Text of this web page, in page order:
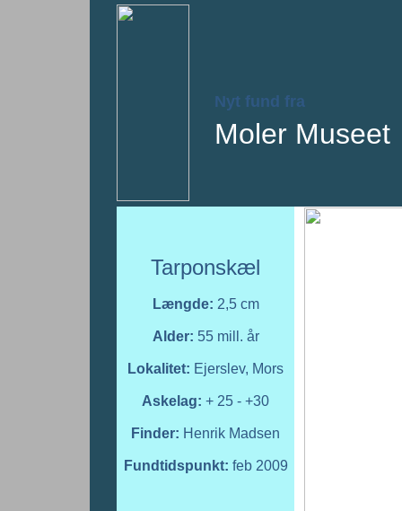
Nyt fund fra
Moler Museet
Tarponskæl
Længde: 2,5 cm
Alder: 55 mill. år
Lokalitet: Ejerslev, Mors
Askelag: + 25 - +30
Finder: Henrik Madsen
Fundtidspunkt: feb 2009